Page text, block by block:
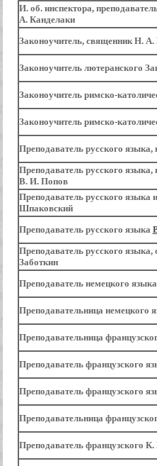
И. об. инспектора,
А. Канделаки
Законоучитель, священник Н. А.
Законоучитель лютеранского
Законоучитель римско-
Законоучитель римско-
Преподаватель русского
Преподаватель русского
В. И. Попов
Преподаватель русского языка
Шпаковский
Преподаватель русского языка
Преподаватель русского
Заботкин
Преподавательнемецкого
Преподавательница немецкого
Преподавательница
Преподаватель французского
Преподаватель французского
Преподавательница
Преподаватель французского К.